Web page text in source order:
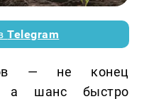
Telegram
— не конец
а шанс быстро